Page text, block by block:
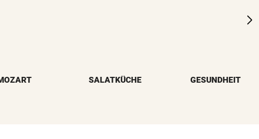
SALATKÜCHE GESUNDHEIT